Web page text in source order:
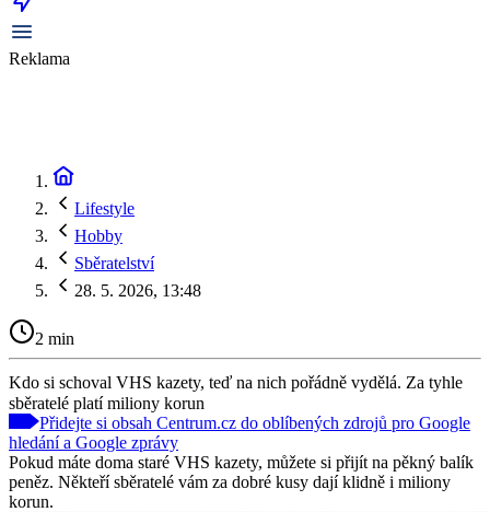
Reklama
Lifestyle
Hobby
Sběratelství
28. 5. 2026, 13:48
2 min
Kdo si schoval VHS kazety, teď na nich pořádně vydělá. Za tyhle
sběratelé platí miliony korun
Přidejte si obsah Centrum.cz do oblíbených zdrojů pro Google
hledání a Google zprávy
Pokud máte doma staré VHS kazety, můžete si přijít na pěkný balík
peněz. Někteří sběratelé vám za dobré kusy dají klidně i miliony
korun.